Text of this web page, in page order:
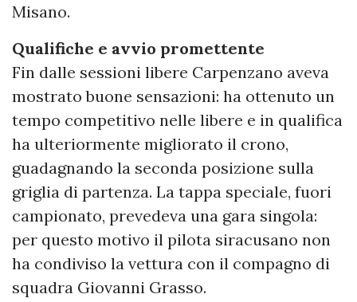
Misano.
Qualifiche e avvio promettente
Fin dalle sessioni libere Carpenzano aveva
mostrato buone sensazioni: ha ottenuto un
tempo competitivo nelle libere e in qualifica
ha ulteriormente migliorato il crono,
guadagnando la seconda posizione sulla
griglia di partenza. La tappa speciale, fuori
campionato, prevedeva una gara singola:
per questo motivo il pilota siracusano non
ha condiviso la vettura con il compagno di
squadra Giovanni Grasso.